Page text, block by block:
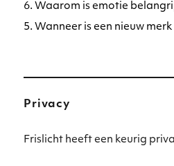
6. Waarom is emotie
5. Wanneer is een nieuw merk
Privacy
Frislicht heeft een keurig